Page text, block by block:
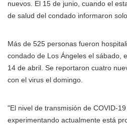
nuevos. El 15 de junio, cuando el
de salud del condado informaron
Más de 525 personas fueron
condado de Los Ángeles el sábado,
14 de abril. Se reportaron cuatro
con el virus el domingo.
"El nivel de transmisión de COVID-
experimentando actualmente está